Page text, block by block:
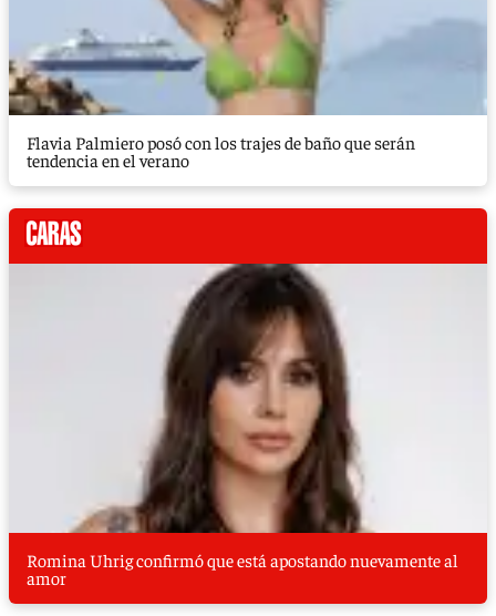
Flavia Palmiero posó con los trajes de baño que serán
tendencia en el verano
Romina Uhrig confirmó que está apostando nuevamente al
amor